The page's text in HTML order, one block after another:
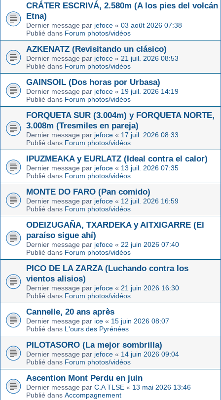
CRÁTER ESCRIVÁ, 2.580m (A los pies del volcán
Etna)
Dernier message par jefoce « 03 août 2026 07:38
Publié dans Forum photos/vidéos
AZKENATZ (Revisitando un clásico)
Dernier message par jefoce « 21 juil. 2026 08:53
Publié dans Forum photos/vidéos
GAINSOIL (Dos horas por Urbasa)
Dernier message par jefoce « 19 juil. 2026 14:19
Publié dans Forum photos/vidéos
FORQUETA SUR (3.004m) y FORQUETA NORTE,
3.008m (Tresmiles en pareja)
Dernier message par jefoce « 17 juil. 2026 08:33
Publié dans Forum photos/vidéos
IPUZMEAKA y EURLATZ (Ideal contra el calor)
Dernier message par jefoce « 13 juil. 2026 07:35
Publié dans Forum photos/vidéos
MONTE DO FARO (Pan comido)
Dernier message par jefoce « 12 juil. 2026 16:59
Publié dans Forum photos/vidéos
ODEIZUGAÑA, TXARDEKA y AITXIGARRE (El
paraíso sigue ahí)
Dernier message par jefoce « 22 juin 2026 07:40
Publié dans Forum photos/vidéos
PICO DE LA ZARZA (Luchando contra los
vientos alisios)
Dernier message par jefoce « 21 juin 2026 16:30
Publié dans Forum photos/vidéos
Cannelle, 20 ans après
Dernier message par ice « 15 juin 2026 08:07
Publié dans L'ours des Pyrénées
PILOTASORO (La mejor sombrilla)
Dernier message par jefoce « 14 juin 2026 09:04
Publié dans Forum photos/vidéos
Ascention Mont Perdu en juin
Dernier message par C.A TLSE « 13 mai 2026 13:46
Publié dans Accompagnement